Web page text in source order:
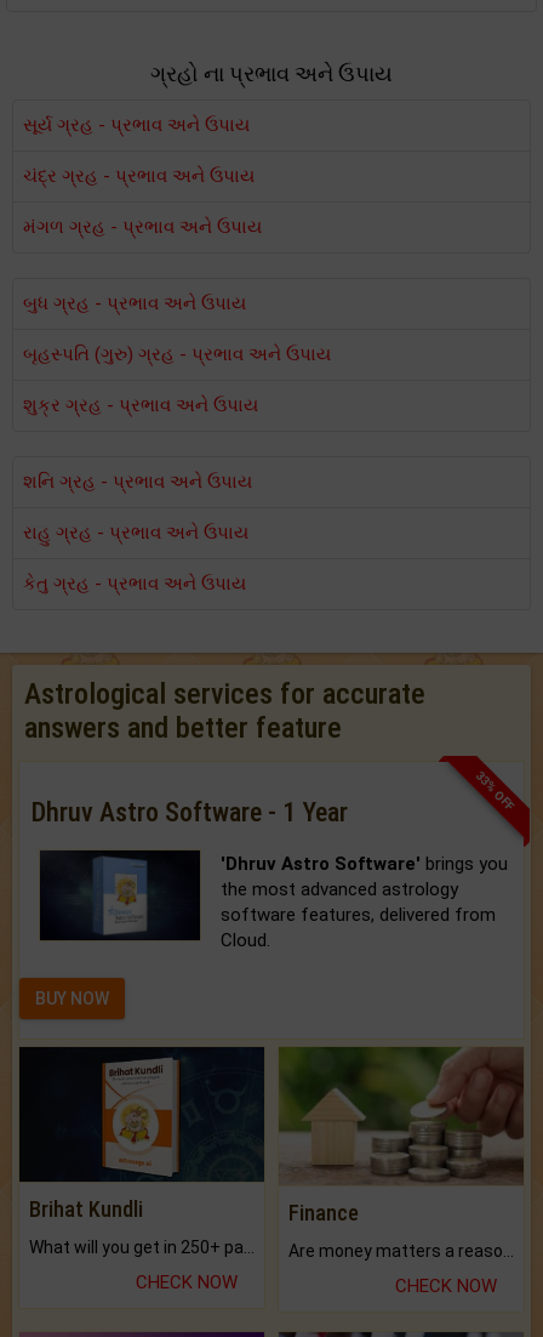
ગ્રહો ના પ્રભાવ અને ઉપાય
સૂર્ય ગ્રહ - પ્રભાવ અને ઉપાય
ચંદ્ર ગ્રહ - પ્રભાવ અને ઉપાય
મંગળ ગ્રહ - પ્રભાવ અને ઉપાય
બુધ ગ્રહ - પ્રભાવ અને ઉપાય
બૃહસ્પતિ (ગુરુ) ગ્રહ - પ્રભાવ અને ઉપાય
શુક્ર ગ્રહ - પ્રભાવ અને ઉપાય
શનિ ગ્રહ - પ્રભાવ અને ઉપાય
રાહુ ગ્રહ - પ્રભાવ અને ઉપાય
કેતુ ગ્રહ - પ્રભાવ અને ઉપાય
Astrological services for accurate
answers and better feature
33% OFF
Dhruv Astro Software - 1 Year
'Dhruv Astro Software' brings you
the most advanced astrology
software features, delivered from
Cloud.
BUY NOW
Brihat Kundli
CHECK NOW
Finance
CHECK NOW